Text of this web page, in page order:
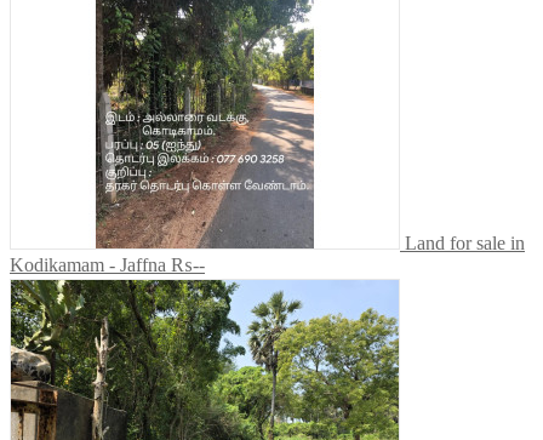
Land for sale in
Kodikamam - Jaffna ₨--